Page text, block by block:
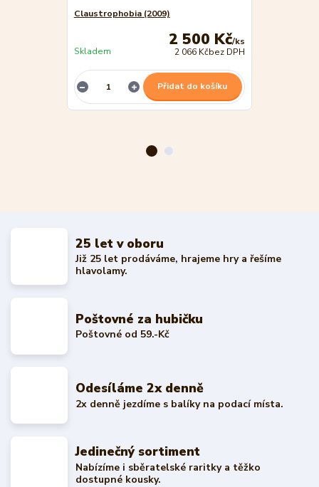
Claustrophobia (2009)
2 500 Kč/ks
2 066 Kčbez DPH
Skladem
Přidat do košíku
25 let v oboru
Již 25 let prodáváme, hrajeme hry a řešíme
hlavolamy.
Poštovné za hubičku
Poštovné od 59.-Kč
Odesíláme 2x denně
2x denně jezdíme s balíky na podací místa.
Jedinečný sortiment
Nabízíme i sběratelské raritky a těžko
dostupné kousky.